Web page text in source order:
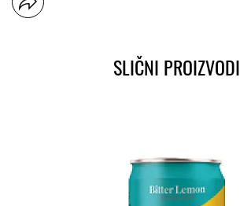
SLIČNI PROIZVODI